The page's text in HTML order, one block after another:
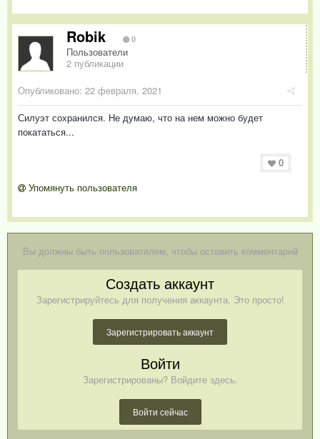
Robik 0
Пользователи
2 публикации
Опубликовано: 22 февраля, 2021
Силуэт сохранился. Не думаю, что на нем можно будет
покататься...
0
Упомянуть пользователя
Вы должны быть пользователем, чтобы оставить комментарий
Создать аккаунт
Зарегистрируйтесь для получения аккаунта. Это просто!
Зарегистрировать аккаунт
Войти
Зарегистрированы? Войдите здесь.
Войти сейчас